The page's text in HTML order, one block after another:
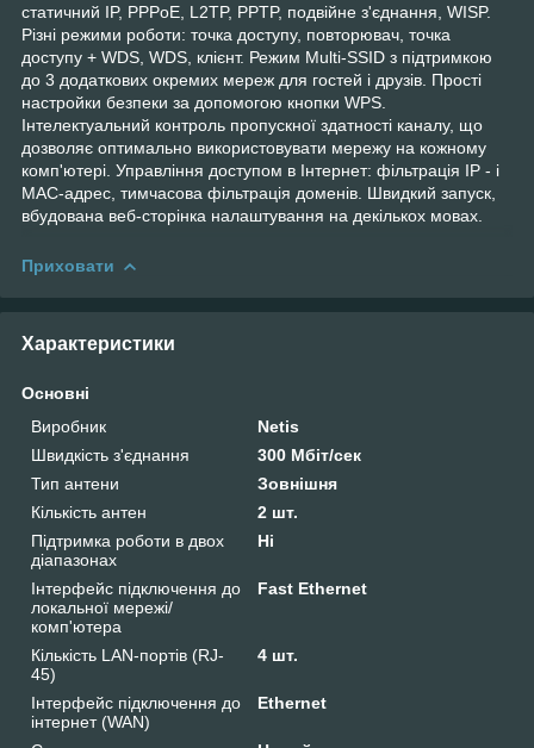
статичний IP, PPPoE, L2TP, PPTP, подвійне з'єднання, WISP.
Різні режими роботи: точка доступу, повторювач, точка
доступу + WDS, WDS, клієнт. Режим Multi-SSID з підтримкою
до 3 додаткових окремих мереж для гостей і друзів. Прості
настройки безпеки за допомогою кнопки WPS.
Інтелектуальний контроль пропускної здатності каналу, що
дозволяє оптимально використовувати мережу на кожному
комп'ютері. Управління доступом в Інтернет: фільтрація IP - і
MAC-адрес, тимчасова фільтрація доменів. Швидкий запуск,
вбудована веб-сторінка налаштування на декількох мовах.
Приховати
Характеристики
Основні
Виробник
Netis
Швидкість з'єднання
300 Мбіт/сек
Тип антени
Зовнішня
Кількість антен
2 шт.
Підтримка роботи в двох
діапазонах
Ні
Інтерфейс підключення до
локальної мережі/
комп'ютера
Fast Ethernet
Кількість LAN-портів (RJ-
45)
4 шт.
Інтерфейс підключення до
інтернет (WAN)
Ethernet